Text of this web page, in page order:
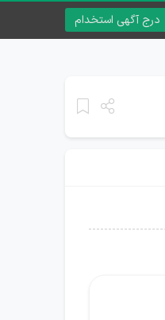
درج آگهی استخدام